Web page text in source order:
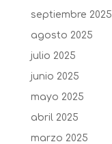
septiembre 2025
agosto 2025
julio 2025
junio 2025
mayo 2025
abril 2025
marzo 2025